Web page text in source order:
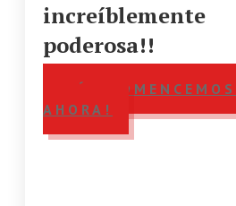
increíblemente
poderosa!!
¡SÍ! ¡COMENCEMOS
AHORA!